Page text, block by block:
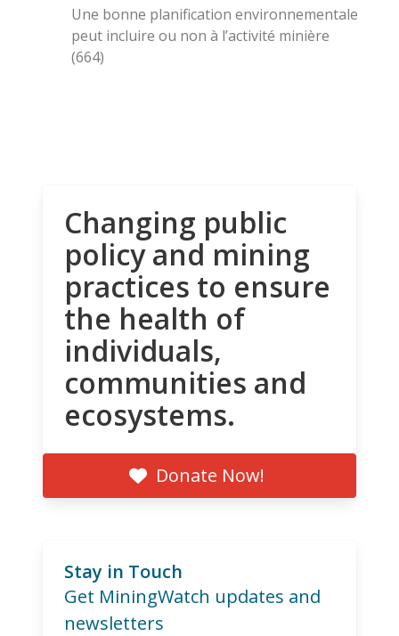
Une bonne planification environnementale
peut incluire ou non à l’activité minière
(664)
Changing public
policy and mining
practices to ensure
the health of
individuals,
communities and
ecosystems.
Donate Now!
Stay in Touch
Get MiningWatch updates and
newsletters